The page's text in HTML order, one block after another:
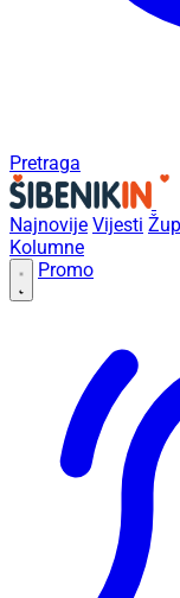
Pretraga
Najnovije Vijesti
Kolumne
Promo